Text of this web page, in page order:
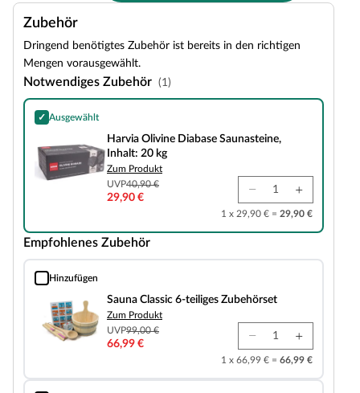
Zubehör
Dringend benötigtes Zubehör ist bereits in den richtigen
Mengen vorausgewählt.
Notwendiges Zubehör (1)
✓ Ausgewählt
Harvia Olivine Diabase Saunasteine, Inhalt: 20 kg
Harvia Olivine Diabase Saunasteine,
Inhalt: 20 kg
Zum Produkt
UVP40,90 €
29,90 €
1 x 29,90 € = 29,90 €
Empfohlenes Zubehör
Hinzufügen
Sauna Classic 6-teiliges Zubehörset
Sauna Classic 6-teiliges Zubehörset
Zum Produkt
UVP99,00 €
66,99 €
1 x 66,99 € = 66,99 €